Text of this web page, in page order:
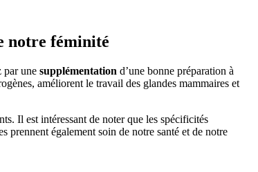
notre féminité
par une supplémentation d’une bonne préparation à
améliorent le travail des glandes mammaires et
Il est intéressant de noter que les spécificités
prennent également soin de notre santé et de notre